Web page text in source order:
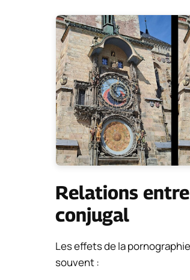
Relations
conjugal
Les effets de la
souvent :